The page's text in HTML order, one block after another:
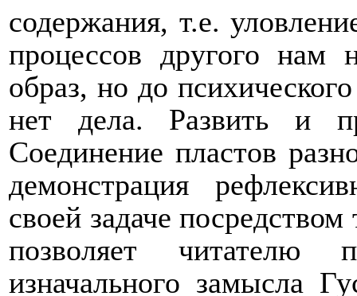
содержания, т.е.
процессов другого
образ, но до
нет дела. Развить и
Соединение пластов
демонстрация
своей задаче
позволяет читателю
изначального замысла